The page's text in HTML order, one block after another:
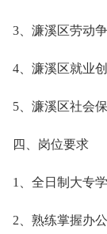
3、濂溪区劳动
4、濂溪区就业
5、濂溪区社会
四、岗位要求
1、全日制大专
2、熟练掌握办